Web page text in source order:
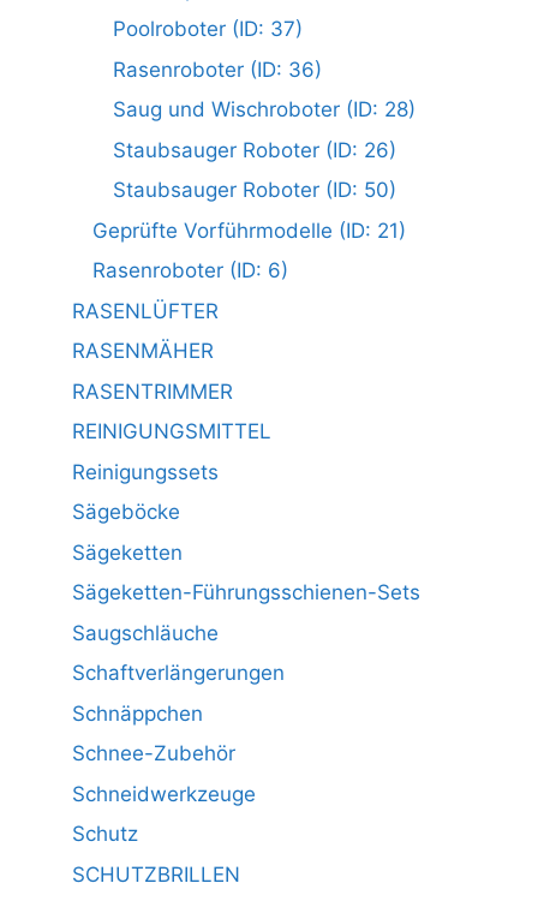
Poolroboter (ID: 37)
Rasenroboter (ID: 36)
Saug und Wischroboter (ID: 28)
Staubsauger Roboter (ID: 26)
Staubsauger Roboter (ID: 50)
Geprüfte Vorführmodelle (ID: 21)
Rasenroboter (ID: 6)
RASENLÜFTER
RASENMÄHER
RASENTRIMMER
REINIGUNGSMITTEL
Reinigungssets
Sägeböcke
Sägeketten
Sägeketten-Führungsschienen-Sets
Saugschläuche
Schaftverlängerungen
Schnäppchen
Schnee-Zubehör
Schneidwerkzeuge
Schutz
SCHUTZBRILLEN